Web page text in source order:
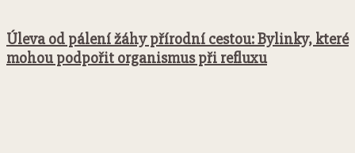
Úleva od pálení žáhy přírodní cestou: Bylinky, které
mohou podpořit organismus při refluxu